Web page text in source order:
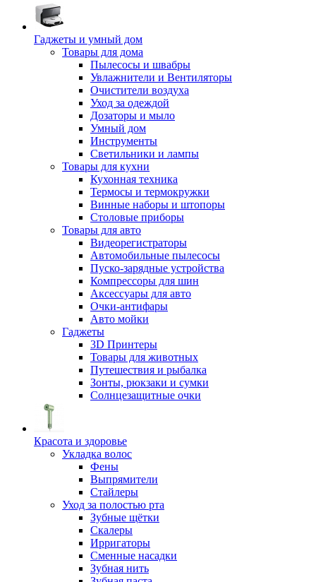
Гаджеты и умный дом
Товары для дома
Пылесосы и швабры
Увлажнители и Вентиляторы
Очистители воздуха
Уход за одеждой
Дозаторы и мыло
Умный дом
Инструменты
Светильники и лампы
Товары для кухни
Кухонная техника
Термосы и термокружки
Винные наборы и штопоры
Столовые приборы
Товары для авто
Видеорегистраторы
Автомобильные пылесосы
Пуско-зарядные устройства
Компрессоры для шин
Аксессуары для авто
Очки-антифары
Авто мойки
Гаджеты
3D Принтеры
Товары для животных
Путешествия и рыбалка
Зонты, рюкзаки и сумки
Солнцезащитные очки
Красота и здоровье
Укладка волос
Фены
Выпрямители
Стайлеры
Уход за полостью рта
Зубные щётки
Скалеры
Ирригаторы
Сменные насадки
Зубная нить